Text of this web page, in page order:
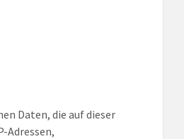
Daten, die auf dieser
Adressen,